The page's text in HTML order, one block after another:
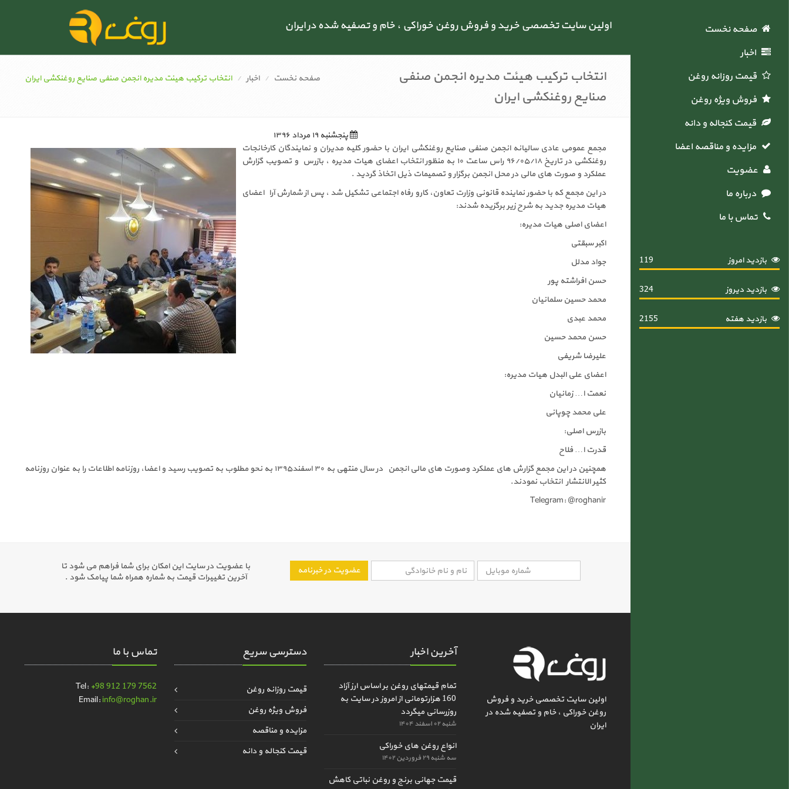
اولین سایت تخصصی خرید و فروش روغن خوراکی ، خام و تصفیه شده در ایران
صفحه نخست
اخبار
قیمت روزانه روغن
فروش ویژه روغن
قیمت کنجاله و دانه
مزایده و مناقصه اعضاء
عضویت
درباره ما
تماس با ما
بازدید امروز 119
بازدید دیروز 324
بازدید هفته 2155
انتخاب ترکیب هیئت مدیره انجمن صنفی
صنایع روغنکشی ایران
صفحه نخست اخبار انتخاب ترکیب هیئت مدیره انجمن صنفی صنایع روغنکشی ایران
پنجشنبه ۱۹ مرداد ۱۳۹۶
مجمع عمومی عادی سالیانه انجمن صنفی صنایع روغنکشی ایران با حضور کلیه مدیران و نمایندگان کارخانجات
روغنکشی در تاریخ ۹۶/۰۵/۱۸ راس ساعت ۱۰ به منظور انتخاب اعضای هیات مدیره ، بازرس و تصویب گزارش
عملکرد و صورت های مالی در محل انجمن برگزار و تصمیمات ذیل اتخاذ گردید .
در این مجمع که با حضور نماینده قانونی وزارت تعاون، کارو رفاه اجتماعی تشکیل شد ، پس از شمارش آراء اعضای
هیات مدیره جدید به شرح زیر برگزیده شدند:
اعضای اصلی هیات مدیره:
اکبر سبقتی
جواد مدلل
حسن افراشته پور
محمد حسین سلمانیان
محمد عبدی
حسن محمد حسین
علیرضا شریفی
اعضای علی البدل هیات مدیره:
نعمت ا… زمانیان
علی محمد چوپانی
بازرس اصلی:
قدرت ا… فلاح
همچنین در این مجمع گزارش های عملکرد وصورت های مالی انجمن در سال منتهی به ۳۰ اسفند۱۳۹۵ به نحو مطلوب به تصویب رسید و اعضا، روزنامه اطلاعات را به عنوان روزنامه
کثیر الانتشار انتخاب نمودند.
Telegram: @roghanir
عضویت در خبرنامه
با عضویت در سایت این امکان برای شما فراهم می شود تا
آخرین تغییرات قیمت به شماره همراه شما پیامک شود .
اولین سایت تخصصی خرید و فروش
روغن خوراکی ، خام و تصفیه شده در
ایران
آخرین اخبار
تمام قیمتهای روغن بر اساس ارز آزاد
160 هزارتومانی از امروز در سایت به
روزرسانی میگردد
شنبه ۰۲ اسفند ۱۴۰۴
انواع روغن های خوراکی
سه شنبه ۲۹ فروردین ۱۴۰۲
قیمت جهانی برنج و روغن نباتی کاهش
دسترسی سریع
قیمت روزانه روغن
فروش ویژه روغن
مزایده و مناقصه
قیمت کنجاله و دانه
تماس با ما
Tel: +98 912 179 7562
Email:info@roghan.ir